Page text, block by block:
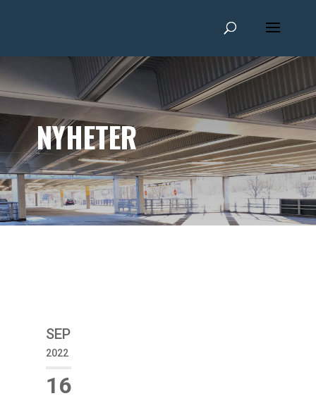
NYHETER
SEP
2022
16